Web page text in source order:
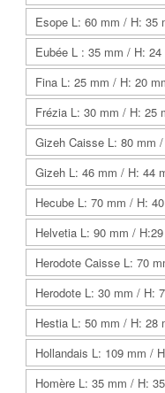
Esope L: 60 mm / H: 35
Eubée L : 35 mm / H: 24
Fina L: 25 mm / H: 20
Frézia L: 30 mm / H: 25
Gizeh Caisse L: 80 mm
Gizeh L: 46 mm / H: 44
Hecube L: 70 mm / H:
Helvetia L: 90 mm /
Herodote Caisse L: 70
Herodote L: 30 mm / H:
Hestia L: 50 mm / H: 28
Hollandais L: 109 mm /
Homère L: 35 mm / H: